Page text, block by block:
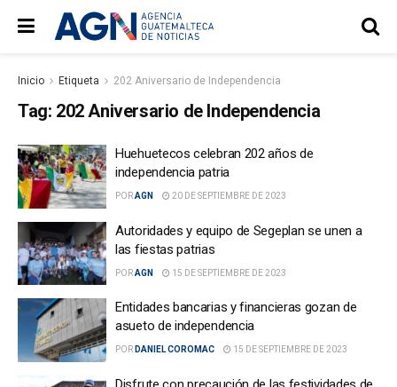
Inicio Etiqueta 202 Aniversario de Independencia
Tag: 202 Aniversario de Independencia
Huehuetecos celebran 202 años de
independencia patria
PORAGN 20 DE SEPTIEMBRE DE 2023
Autoridades y equipo de Segeplan se unen a
las fiestas patrias
PORAGN 15 DE SEPTIEMBRE DE 2023
Entidades bancarias y financieras gozan de
asueto de independencia
POR DANIEL COROMAC 15 DE SEPTIEMBRE DE 2023